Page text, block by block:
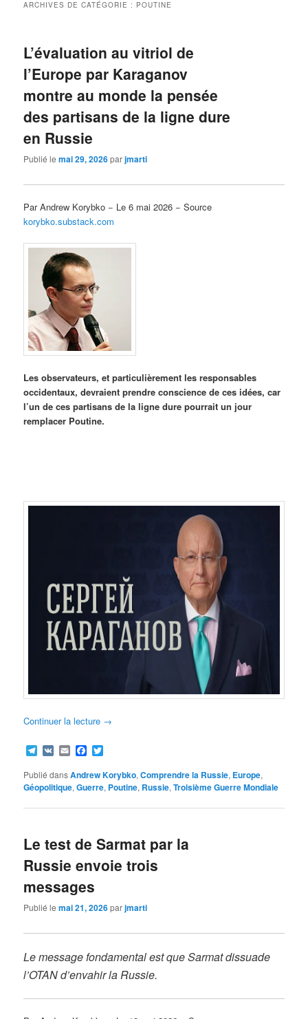
ARCHIVES DE CATÉGORIE : POUTINE
L’évaluation au vitriol de
l’Europe par Karaganov
montre au monde la pensée
des partisans de la ligne dure
en Russie
Publié lemai 29, 2026parjmarti
Par Andrew Korybko − Le 6 mai 2026 − Source
korybko.substack.com
Les observateurs, et particulièrement les responsables
occidentaux, devraient prendre conscience de ces idées, car
l’un de ces partisans de la ligne dure pourrait un jour
remplacer Poutine.
Continuer la lecture →
Telegram
VK EmailFacebook
Publié dansAndrew Korybko,Comprendre la Russie, Europe,
Géopolitique,Guerre, Poutine, Russie,Troisième Guerre Mondiale
Le test de Sarmat par la
Russie envoie trois
messages
Publié lemai 21, 2026parjmarti
Le message fondamental est que Sarmat dissuade
l’OTAN d’envahir la Russie.